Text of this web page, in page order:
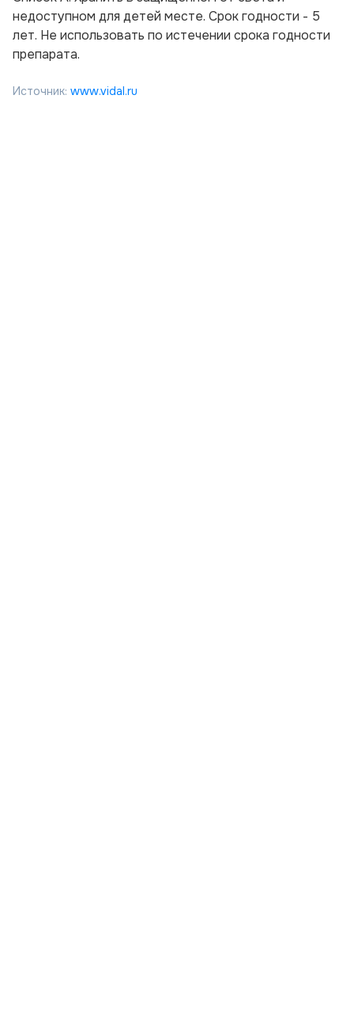
недоступном для детей месте. Срок годности - 5
лет. Не использовать по истечении срока годности
препарата.
Источник: www.vidal.ru